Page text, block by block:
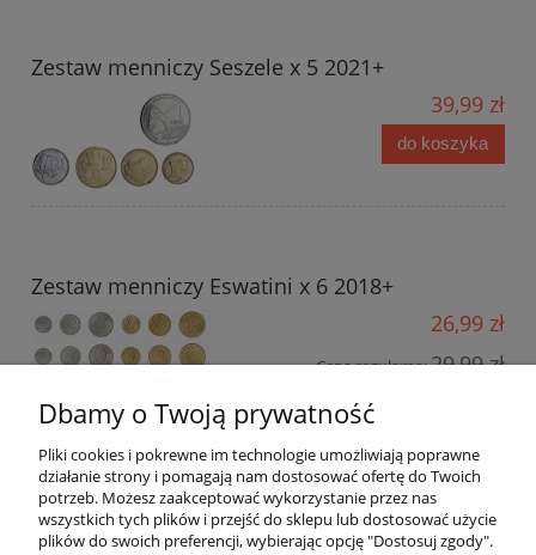
Zestaw menniczy Seszele x 5 2021+
39,99 zł
do koszyka
Zestaw menniczy Eswatini x 6 2018+
26,99 zł
Cena regularna:29,99 zł
obniżką:
do koszyka
Dbamy o Twoją prywatność
Pliki cookies i pokrewne im technologie umożliwiają poprawne
działanie strony i pomagają nam dostosować ofertę do Twoich
potrzeb. Możesz zaakceptować wykorzystanie przez nas
wszystkich tych plików i przejść do sklepu lub dostosować użycie
plików do swoich preferencji, wybierając opcję "Dostosuj zgody".